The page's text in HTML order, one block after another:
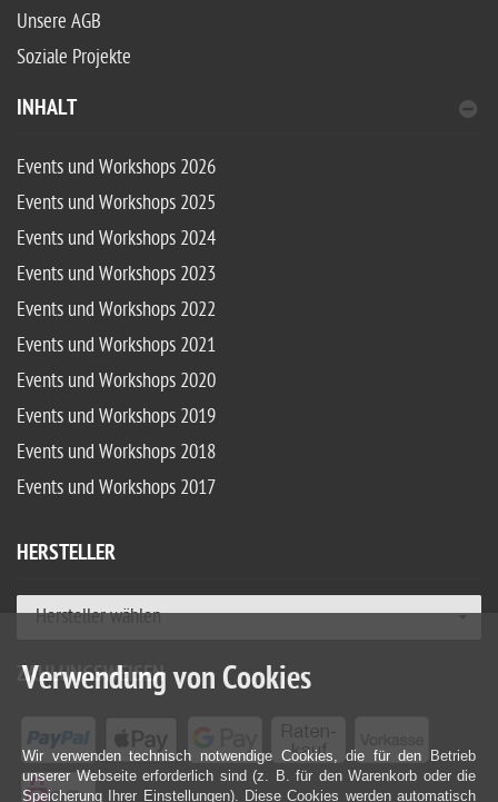
Unsere AGB
Soziale Projekte
INHALT
Events und Workshops 2026
Events und Workshops 2025
Events und Workshops 2024
Events und Workshops 2023
Events und Workshops 2022
Events und Workshops 2021
Events und Workshops 2020
Events und Workshops 2019
Events und Workshops 2018
Events und Workshops 2017
HERSTELLER
Hersteller wählen
ZAHLUNGSWEISEN
Verwendung von Cookies
Wir verwenden technisch notwendige Cookies, die für den Betrieb
unserer Webseite erforderlich sind (z. B. für den Warenkorb oder die
Speicherung Ihrer Einstellungen). Diese Cookies werden automatisch